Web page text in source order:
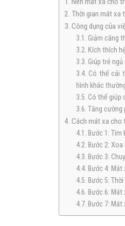
2. Thời gian mát xa
3. Công dụng của
3.1. Giảm căng
3.2. Kích thích
3.3. Giúp trẻ
3.4. Có thể cải
hình khác
3.5. Có thể
3.6. Tăng
4. Cách mát xa cho
4.1. Bước 1:
4.2. Bước 2:
4.3. Bước 3:
4.4. Bước 4:
4.5. Bước 5:
4.6. Bước 6:
4.7. Bước 7: